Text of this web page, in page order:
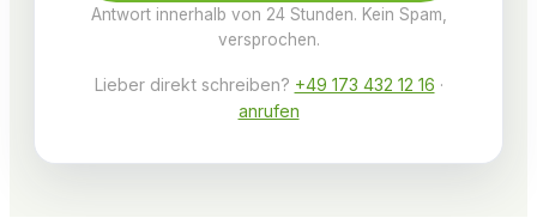
Antwort innerhalb von 24 Stunden. Kein Spam,
versprochen.
Lieber direkt schreiben? +49 173 432 12 16 ·
anrufen